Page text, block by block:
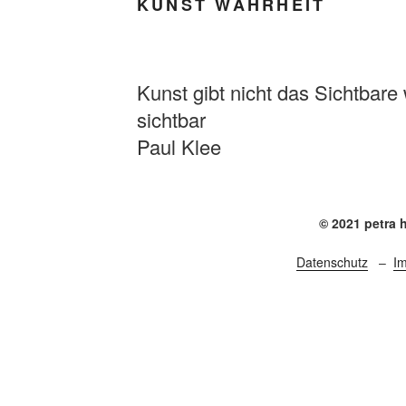
Kunst gibt nicht das
sichtbar
Paul Klee
© 2021 petra
Datenschutz –